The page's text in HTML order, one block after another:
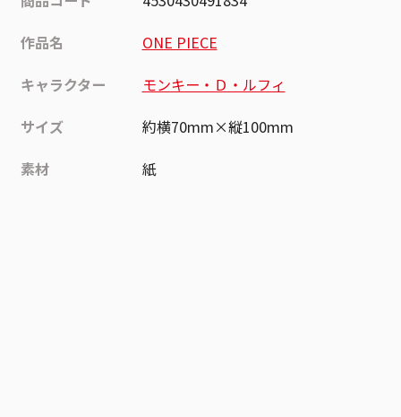
作品名
ONE PIECE
キャラクター
モンキー・Ｄ・ルフィ
サイズ
約横70mm×縦100mm
素材
紙